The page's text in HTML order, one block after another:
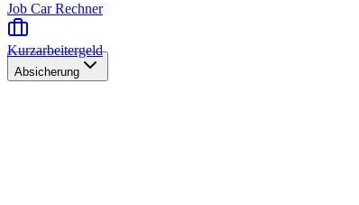
Job Car Rechner
Kurzarbeitergeld
Absicherung